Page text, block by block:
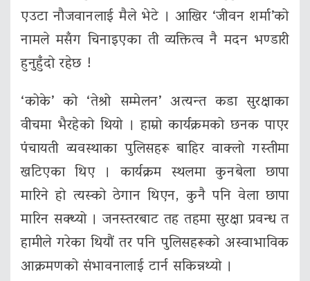
एउटा नौजवानलाई मैले भेटे । आखिर ‘जीवन शर्मा’को
नामले मसँग चिनाइएका ती व्यक्तित्व नै मदन भण्डारी
हुनुहुँदो रहेछ !
‘कोके’ को ‘तेश्रो सम्मेलन’ अत्यन्त कडा सुरक्षाका
वीचमा भैरहेको थियो । हाम्रो कार्यक्रमको छनक पाएर
पंचायती व्यवस्थाका पुलिसहरू बाहिर वाक्लो गस्तीमा
खटिएका थिए । कार्यक्रम स्थलमा कुनबेला छापा
मारिने हो त्यस्को ठेगान थिएन, कुनै पनि वेला छापा
मारिन सक्थ्यो । जनस्तरबाट तह तहमा सुरक्षा प्रवन्ध त
हामीले गरेका थियौं तर पनि पुलिसहरूको अस्वाभाविक
आक्रमणको संभावनालाई टार्न सकिन्नथ्यो ।